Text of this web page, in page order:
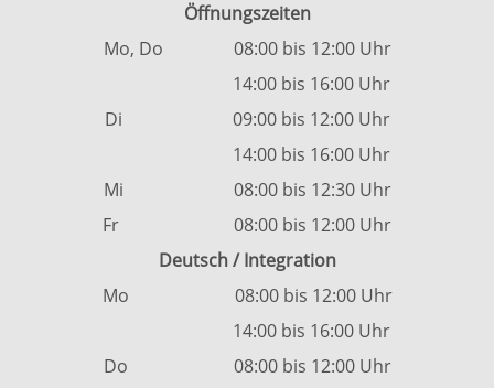
Öffnungszeiten
Mo, Do 08:00 bis 12:00 Uhr
14:00 bis 16:00 Uhr
Di 09:00 bis 12:00 Uhr
14:00 bis 16:00 Uhr
Mi 08:00 bis 12:30 Uhr
Fr 08:00 bis 12:00 Uhr
Deutsch / Integration
Mo 08:00 bis 12:00 Uhr
14:00 bis 16:00 Uhr
Do 08:00 bis 12:00 Uhr